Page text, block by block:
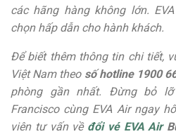
các hãng hàng không lớn.
chọn hấp dẫn cho hành khách.
Để biết thêm thông tin chi tiết,
Việt Nam theo số hotline 1900
phòng gần nhất. Đừng bỏ
Francisco cùng EVA Air ngay
viên tư vấn về đổi vé EVA Air